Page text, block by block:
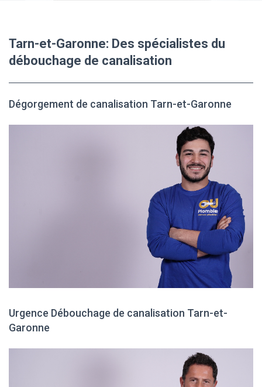
Tarn-et-Garonne: Des spécialistes du
débouchage de canalisation
Dégorgement de canalisation Tarn-et-Garonne
Urgence Débouchage de canalisation Tarn-et-
Garonne